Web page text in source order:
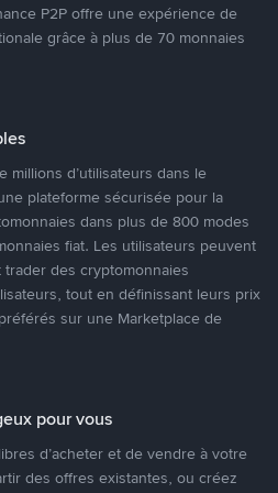
P2P offre une expérience de
grâce à plus de 70 monnaies
millions d’utilisateurs dans le
plateforme sécurisée pour la
dans plus de 800 modes
fiat. Les utilisateurs peuvent
des cryptomonnaies
tout en définissant leurs prix
sur une Marketplace de
pour vous
d’acheter et de vendre à votre
des offres existantes, ou créez